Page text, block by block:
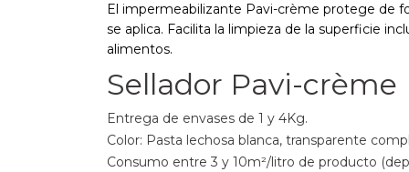
El impermeabilizante Pavi-crème protege de
se aplica. Facilita la limpieza de la superficie
alimentos.
Sellador Pavi-crème
Entrega de envases de 1 y 4Kg.
Color: Pasta lechosa blanca, transparente
Consumo entre 3 y 10m²/litro de producto